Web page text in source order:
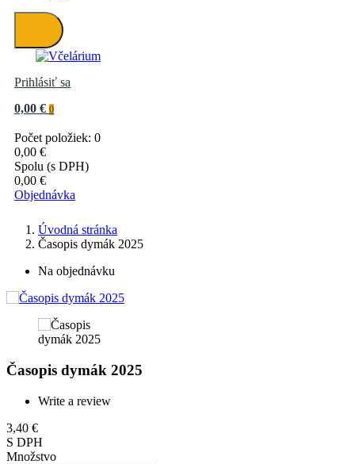
Prihlásiť sa
0,00 € 0
Počet položiek: 0
0,00 €
Spolu (s DPH)
0,00 €
Objednávka
Úvodná stránka
Časopis dymák 2025
Na objednávku
Časopis dymák 2025
Write a review
3,40 €
S DPH
Množstvo